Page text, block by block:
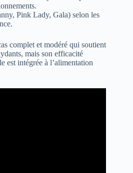
Pink Lady, Gala) selon les
complet et modéré qui soutient
mais son efficacité
est intégrée à l’alimentation